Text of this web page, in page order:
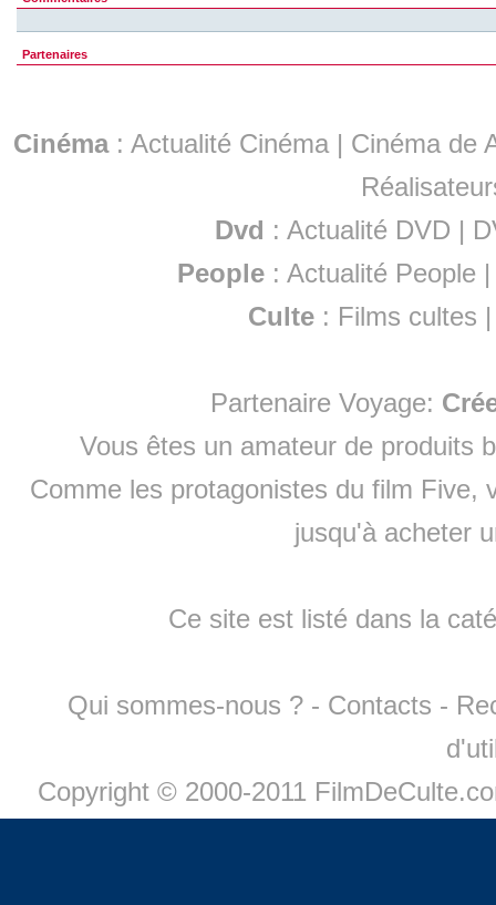
Partenaires
Cinéma: Actualité Cinéma | Cinéma de
Dvd : Actualité DVD |
People :Actualité People
Culte : Films cultes
Partenaire Voyage:
Vous êtes un amateur de produits
Comme les protagonistes du film Five,
jusqu'à acheter
Ce site est listé dans la
Qui sommes-nous ? - Contacts -
Copyright © 2000-2011